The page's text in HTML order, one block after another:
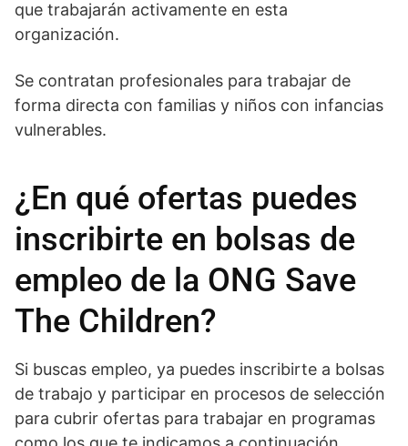
que trabajarán activamente en esta
organización.
Se contratan profesionales para trabajar de
forma directa con familias y niños con infancias
vulnerables.
¿En qué ofertas puedes
inscribirte en bolsas de
empleo de la ONG Save
The Children?
Si buscas empleo, ya puedes inscribirte a bolsas
de trabajo y participar en procesos de selección
para cubrir ofertas para trabajar en programas